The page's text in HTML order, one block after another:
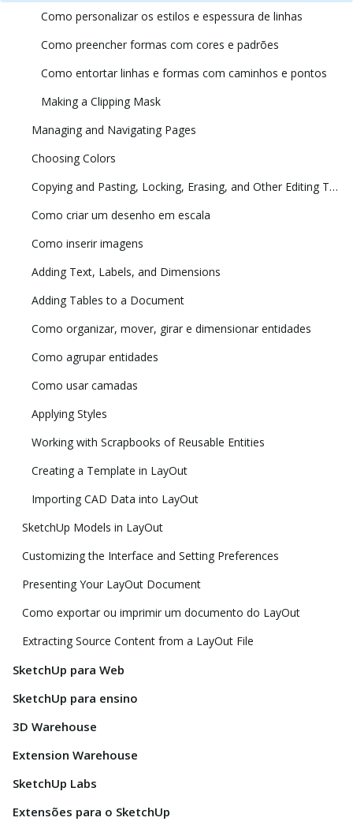
Como personalizar os estilos e espessura de linhas
Como preencher formas com cores e padrões
Como entortar linhas e formas com caminhos e pontos
Making a Clipping Mask
Managing and Navigating Pages
Choosing Colors
Copying and Pasting, Locking, Erasing, and Other Editing Tasks
Como criar um desenho em escala
Como inserir imagens
Adding Text, Labels, and Dimensions
Adding Tables to a Document
Como organizar, mover, girar e dimensionar entidades
Como agrupar entidades
Como usar camadas
Applying Styles
Working with Scrapbooks of Reusable Entities
Creating a Template in LayOut
Importing CAD Data into LayOut
SketchUp Models in LayOut
Customizing the Interface and Setting Preferences
Presenting Your LayOut Document
Como exportar ou imprimir um documento do LayOut
Extracting Source Content from a LayOut File
SketchUp para Web
SketchUp para ensino
3D Warehouse
Extension Warehouse
SketchUp Labs
Extensões para o SketchUp